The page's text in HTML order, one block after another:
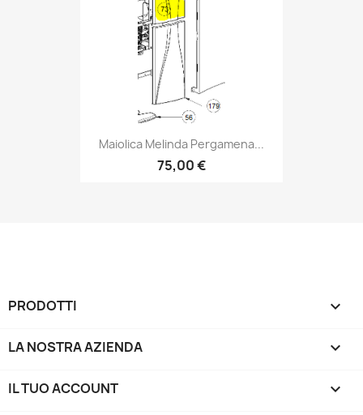
Maiolica Melinda Pergamena...
75,00 €
PRODOTTI 
LA NOSTRA AZIENDA 
IL TUO ACCOUNT 